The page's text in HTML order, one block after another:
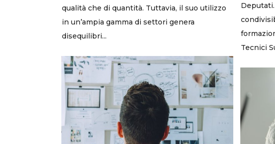
Tecnici
qualità che di quantità. Tuttavia, il suo utilizzo
in un’ampia gamma di settori genera
disequilibri...